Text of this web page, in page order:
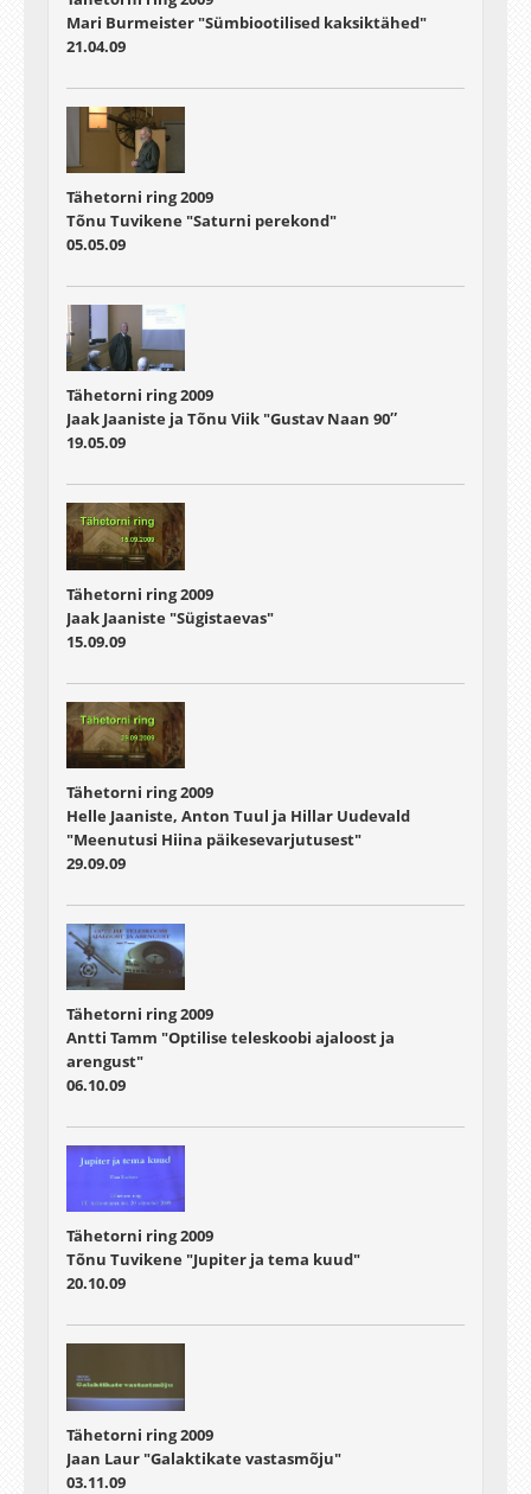
Mari Burmeister "Sümbiootilised kaksiktähed"
21.04.09
Tähetorni ring 2009
Tõnu Tuvikene "Saturni perekond"
05.05.09
Tähetorni ring 2009
Jaak Jaaniste ja Tõnu Viik "Gustav Naan 90″
19.05.09
Tähetorni ring 2009
Jaak Jaaniste "Sügistaevas"
15.09.09
Tähetorni ring 2009
Helle Jaaniste, Anton Tuul ja Hillar Uudevald
"Meenutusi Hiina päikesevarjutusest"
29.09.09
Tähetorni ring 2009
Antti Tamm "Optilise teleskoobi ajaloost ja
arengust"
06.10.09
Tähetorni ring 2009
Tõnu Tuvikene "Jupiter ja tema kuud"
20.10.09
Tähetorni ring 2009
Jaan Laur "Galaktikate vastasmõju"
03.11.09